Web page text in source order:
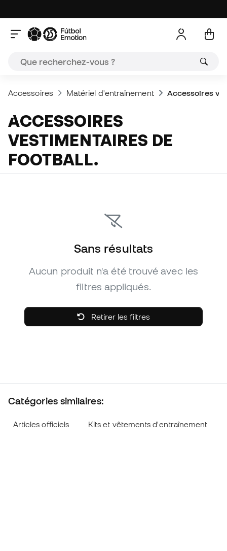
Accessoires Matériel d'entraînement Accessoires
ACCESSOIRES
VESTIMENTAIRES DE
FOOTBALL.
Sans résultats
Aucun produit n'a été trouvé avec les
filtres appliqués.
Retirer les filtres
Catégories similaires:
Articles officiels Kits et vêtements d'entraînement